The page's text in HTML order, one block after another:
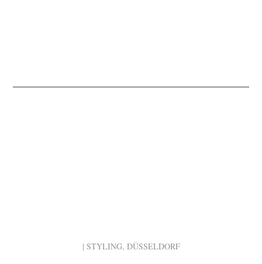
| STYLING, DÜSSELDORF